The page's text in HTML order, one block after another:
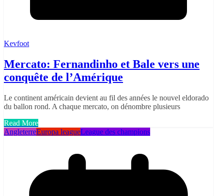
Kevfoot
Mercato: Fernandinho et Bale vers une
conquête de l’Amérique
Le continent américain devient au fil des années le nouvel eldorado
du ballon rond. A chaque mercato, on dénombre plusieurs
Read More
AngleterreEuropa leagueLeague des champions